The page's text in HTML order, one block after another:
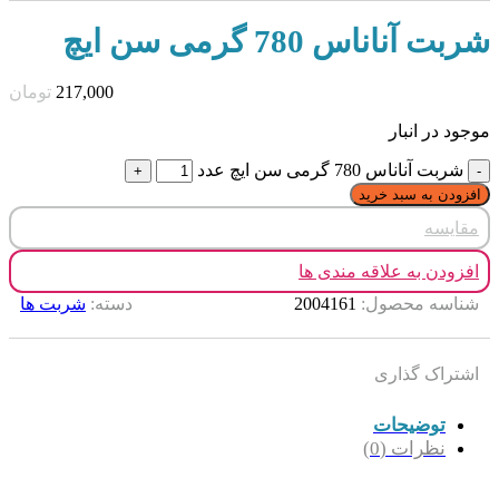
شربت آناناس 780 گرمی سن ایچ
217,000 تومان
موجود در انبار
شربت آناناس 780 گرمی سن ایچ عدد
افزودن به سبد خرید
مقایسه
افزودن به علاقه مندی ها
شناسه محصول: 2004161 دسته: شربت ها
اشتراک گذاری
توضیحات
نظرات (0)